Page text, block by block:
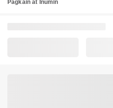
Pagkain at Inumin